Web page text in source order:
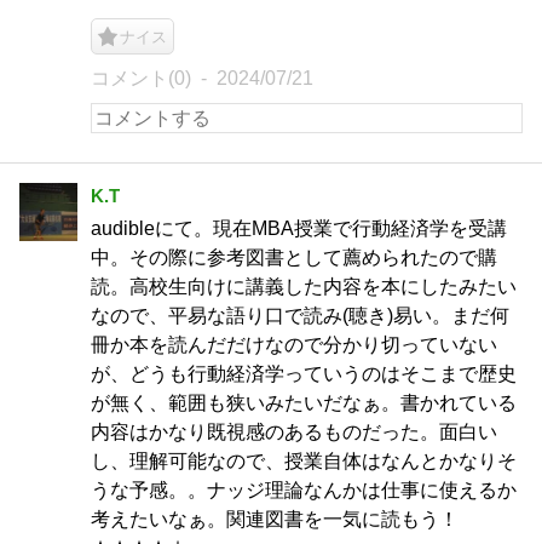
ナイス
コメント(0) 2024/07/21
K.T
audibleにて。現在MBA授業で行動経済学を受講
中。その際に参考図書として薦められたので購
読。高校生向けに講義した内容を本にしたみたい
なので、平易な語り口で読み(聴き)易い。まだ何
冊か本を読んだだけなので分かり切っていない
が、どうも行動経済学っていうのはそこまで歴史
が無く、範囲も狭いみたいだなぁ。書かれている
内容はかなり既視感のあるものだった。面白い
し、理解可能なので、授業自体はなんとかなりそ
うな予感。。ナッジ理論なんかは仕事に使えるか
考えたいなぁ。関連図書を一気に読もう！